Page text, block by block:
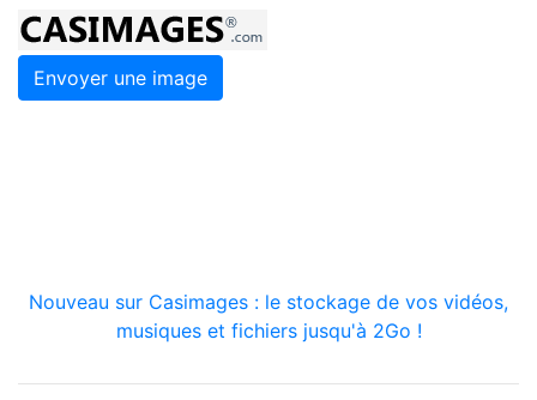
Envoyer une image
Nouveau sur Casimages : le stockage de vos vidéos,
musiques et fichiers jusqu'à 2Go !